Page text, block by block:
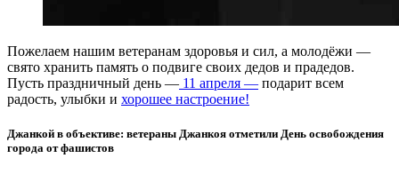
Пожелаем нашим ветеранам здоровья и сил, а молодёжи —
свято хранить память о подвиге своих дедов и прадедов.
Пусть праздничный день — 11 апреля — подарит всем
радость, улыбки и хорошее настроение!
Джанкой в объективе: ветераны Джанкоя отметили День освобождения
города от фашистов